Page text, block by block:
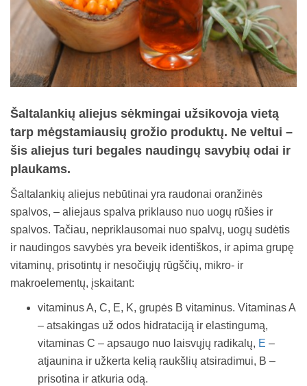
Šaltalankių aliejus sėkmingai užsikovoja vietą
tarp mėgstamiausių grožio produktų. Ne veltui –
šis aliejus turi begales naudingų savybių odai ir
plaukams.
Šaltalankių aliejus nebūtinai yra raudonai oranžinės
spalvos, – aliejaus spalva priklauso nuo uogų rūšies ir
spalvos. Tačiau, nepriklausomai nuo spalvų, uogų sudėtis
ir naudingos savybės yra beveik identiškos, ir apima grupę
vitaminų, prisotintų ir nesočiųjų rūgščių, mikro- ir
makroelementų, įskaitant:
vitaminus A, C, E, K, grupės B vitaminus. Vitaminas A
– atsakingas už odos hidrataciją ir elastingumą,
vitaminas C – apsaugo nuo laisvųjų radikalų, E –
atjaunina ir užkerta kelią raukšlių atsiradimui, B –
prisotina ir atkuria odą.